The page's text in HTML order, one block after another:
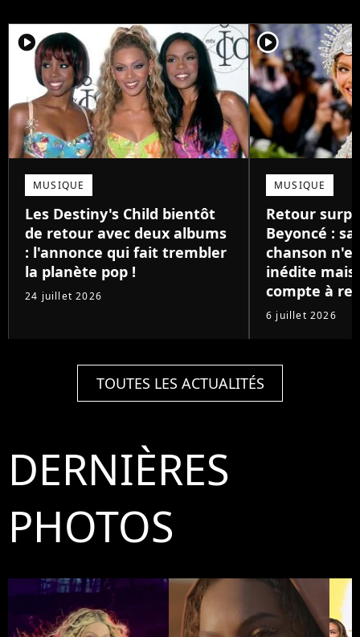
player2
MUSIQUE
Les Destiny's Child bientôt
de retour avec deux albums
: l'annonce qui fait trembler
la planète pop !
24 juillet 2026
player2
MUSIQUE
Retour
Beyoncé :
chanson
inédite mais
compte à
6 juillet 2026
TOUTES LES ACTUALITÉS
DERNIÈRES
PHOTOS